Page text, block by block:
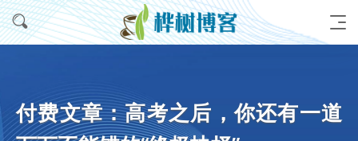
付费文章：高考之后，你还有一道